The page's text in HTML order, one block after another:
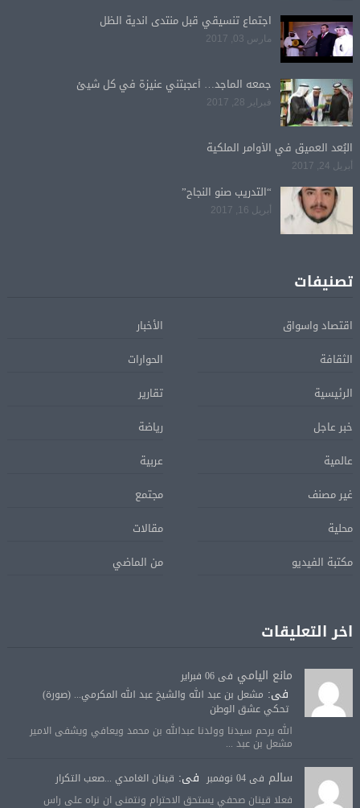
اجتماع تنسيقي قبل منتدى اندية الظل
مارس 03, 2017
جمعه الماجد… أعجبتني عنيزة في كل شيئ
فبراير 28, 2017
البُعد العميق في الأوامر الملكية
أبريل 24, 2017
“التدريب صنو النجاح”
أبريل 16, 2017
تصنيفات
اقتصاد واسواق
الأخبار
الثقافة
الحوارات
الرئيسية
تقارير
خبر عاجل
رياضة
عالمية
عربية
غير مصنف
مجتمع
محلية
مقالات
مكتبة الفيديو
من الماضي
اخر التعليقات
مانع اليامي فى 06 فبراير
فى: مشعل بن عبد الله والشيخ عبد الله المكرمي... (صورة)
تحكي عشق الوطن
الله يرحم سيدنا وولدنا عبدالله بن محمد ويعافي ويشفى الامير
مشعل بن عبد ...
سالم فى 04 نوفمبر فى: قينان الغامدي ...صعب التكرار
فعلا قينان صحفي يستحق الاحترام ونتمنى ان نراه على راس